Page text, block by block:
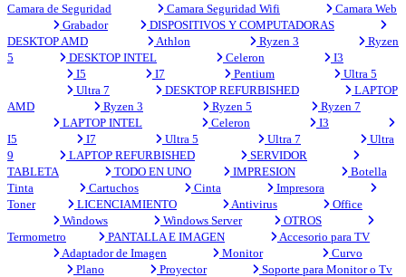
Camara de Seguridad
Camara Seguridad Wifi
Camara Web
Grabador
DISPOSITIVOS Y COMPUTADORAS
DESKTOP AMD
Athlon Ryzen 3
Ryzen
5
DESKTOP INTEL Celeron
I3
I5
I7 Pentium
Ultra 5
Ultra 7
DESKTOP REFURBISHED
LAPTOP
AMD
Ryzen 3 Ryzen 5
Ryzen 7
LAPTOP INTEL
Celeron
I3
I5
I7 Ultra 5 Ultra 7
Ultra
9
LAPTOP REFURBISHED
SERVIDOR
TABLETA
TODO EN UNO IMPRESION
Botella
Tinta
Cartuchos Cinta
Impresora
Toner
LICENCIAMIENTO Antivirus
Office
Windows
Windows Server
OTROS
Termometro
PANTALLA E IMAGEN
Accesorio para TV
Adaptador de Imagen
Monitor
Curvo
Plano
Proyector
Soporte para Monitor o Tv